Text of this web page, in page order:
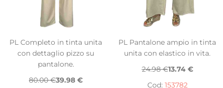
PL Completo in tinta unita
con dettaglio pizzo su
pantalone.
80.00 €39.98 €
PL Pantalone ampio in tinta
unita con elastico in vita.
24.98 €13.74 €
Cod: 153782